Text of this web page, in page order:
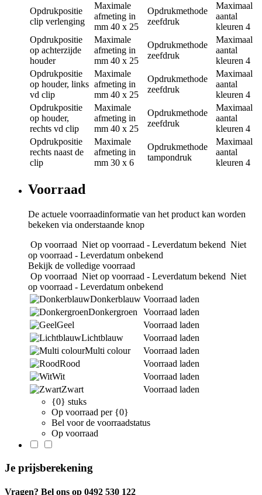
Opdrukpositie
clip verlenging
Maximale
afmeting in
mm 40 x 25
Opdrukmethode
zeefdruk
Maximaal
aantal
kleuren 4
Opdrukpositie
op achterzijde
houder
Maximale
afmeting in
mm 40 x 25
Opdrukmethode
zeefdruk
Maximaal
aantal
kleuren 4
Opdrukpositie
op houder, links
vd clip
Maximale
afmeting in
mm 40 x 25
Opdrukmethode
zeefdruk
Maximaal
aantal
kleuren 4
Opdrukpositie
op houder,
rechts vd clip
Maximale
afmeting in
mm 40 x 25
Opdrukmethode
zeefdruk
Maximaal
aantal
kleuren 4
Opdrukpositie
rechts naast de
clip
Maximale
afmeting in
mm 30 x 6
Opdrukmethode
tampondruk
Maximaal
aantal
kleuren 4
Voorraad
De actuele voorraadinformatie van het product kan worden
bekeken via onderstaande knop
Op voorraad Niet op voorraad - Leverdatum bekend Niet
op voorraad - Leverdatum onbekend
Bekijk de volledige voorraad
Op voorraad Niet op voorraad - Leverdatum bekend Niet
op voorraad - Leverdatum onbekend
Donkerblauw Voorraad laden
Donkergroen
Voorraad laden
Geel
Voorraad laden
Lichtblauw
Voorraad laden
Multi colour
Voorraad laden
Rood
Voorraad laden
Wit
Voorraad laden
Zwart
Voorraad laden
{0} stuks
Op voorraad per {0}
Bel voor de voorraadstatus
Op voorraad
Je prijsberekening
Vragen? Bel ons op 0492 530 122